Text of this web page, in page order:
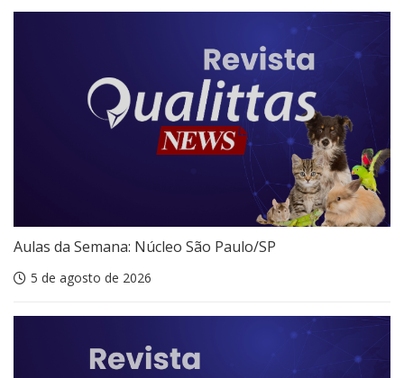
Aulas da Semana: Núcleo São Paulo/SP
5 de agosto de 2026